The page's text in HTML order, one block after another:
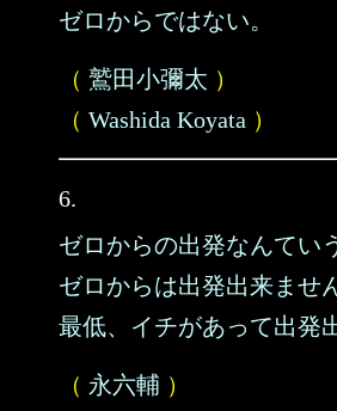
ゼロからではない。
（ 鷲田小彌太 ）
（ Washida Koyata ）
6.
ゼロからの出発なんてい
ゼロからは出発出来ませ
最低、イチがあって出発
（ 永六輔 ）